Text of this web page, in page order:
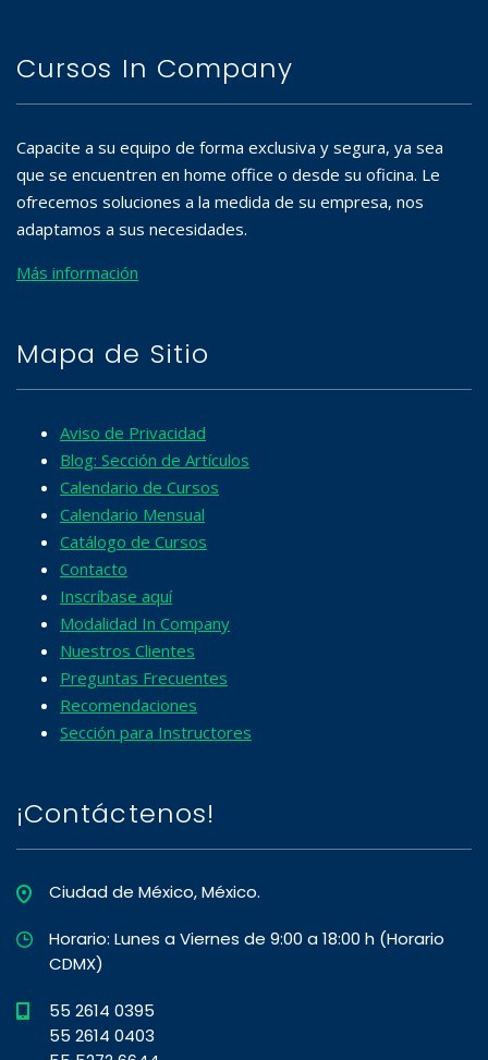
Cursos In Company
Capacite a su equipo de forma exclusiva y segura, ya sea
que se encuentren en home office o desde su oficina. Le
ofrecemos soluciones a la medida de su empresa, nos
adaptamos a sus necesidades.
Más información
Mapa de Sitio
Aviso de Privacidad
Blog: Sección de Artículos
Calendario de Cursos
Calendario Mensual
Catálogo de Cursos
Contacto
Inscríbase aquí
Modalidad In Company
Nuestros Clientes
Preguntas Frecuentes
Recomendaciones
Sección para Instructores
¡Contáctenos!
Ciudad de México, México.
Horario: Lunes a Viernes de 9:00 a 18:00 h (Horario
CDMX)
55 2614 0395
55 2614 0403